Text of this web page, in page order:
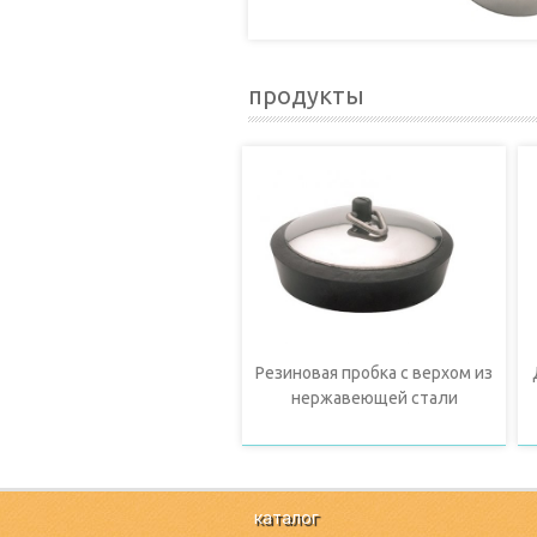
продукты
Резиновая пробка с верхом из
нержавеющей стали
каталог